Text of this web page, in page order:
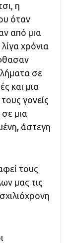
η
όταν
από μια
χρόνια
σε
και μια
γονείς
μια
άστεγη
τους
μας τις